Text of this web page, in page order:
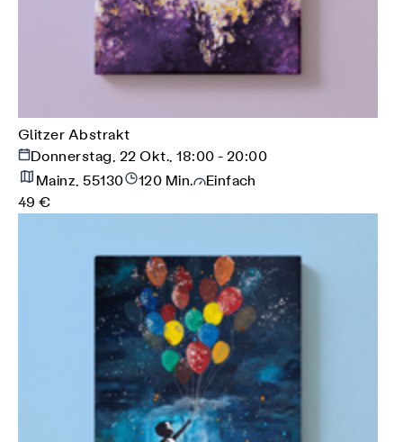
Glitzer Abstrakt
Donnerstag, 22 Okt., 18:00 - 20:00
Mainz, 55130
120 Min.
Einfach
49 €